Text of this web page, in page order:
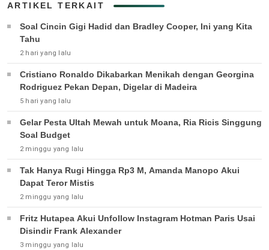
ARTIKEL TERKAIT
Soal Cincin Gigi Hadid dan Bradley Cooper, Ini yang Kita
Tahu
2 hari yang lalu
Cristiano Ronaldo Dikabarkan Menikah dengan Georgina
Rodriguez Pekan Depan, Digelar di Madeira
5 hari yang lalu
Gelar Pesta Ultah Mewah untuk Moana, Ria Ricis Singgung
Soal Budget
2 minggu yang lalu
Tak Hanya Rugi Hingga Rp3 M, Amanda Manopo Akui
Dapat Teror Mistis
2 minggu yang lalu
Fritz Hutapea Akui Unfollow Instagram Hotman Paris Usai
Disindir Frank Alexander
3 minggu yang lalu